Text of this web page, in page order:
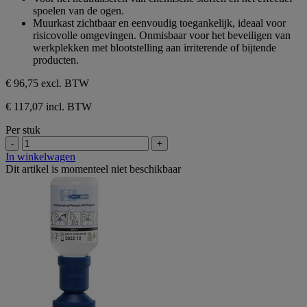
sterren.spoelen van de ogen.
Muurkast zichtbaar en eenvoudig toegankelijk, ideaal voor
risicovolle omgevingen. Onmisbaar voor het beveiligen van
werkplekken met blootstelling aan irriterende of bijtende
producten.
€ 96,75 excl. BTW
€ 117,07 incl. BTW
Per stuk
- +
In winkelwagen
Dit artikel is momenteel niet beschikbaar